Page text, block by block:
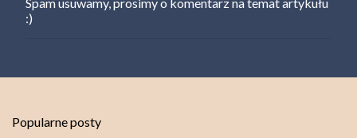
P
r
k
:)
Popularne posty